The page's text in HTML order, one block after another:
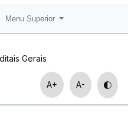
Menu Superior
Gerais
A+ A-